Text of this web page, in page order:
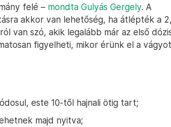
felé – mondta Gulyás Gergely. A
akkor van lehetőség, ha átlépték a
van szó, akik legalább már az első
figyelheti, mikor érünk el a
este 10-től hajnali ötig tart;
majd nyitva;